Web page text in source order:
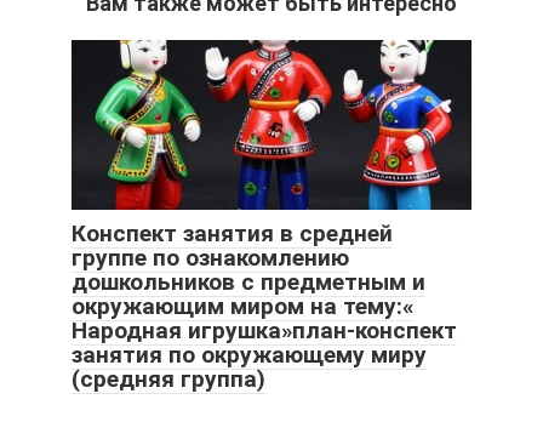
Конспект занятия в средней
группе по ознакомлению
дошкольников с предметным и
окружающим миром на тему:«
Народная игрушка»план-конспект
занятия по окружающему миру
(средняя группа)